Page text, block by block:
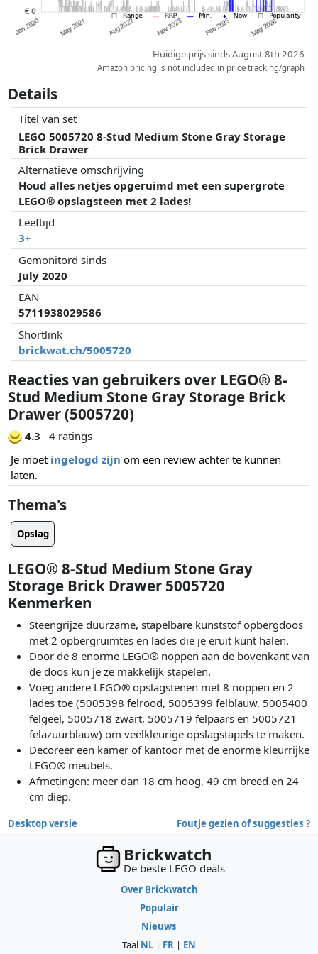
Huidige prijs sinds August 8th 2026
Amazon pricing is not included in price tracking/graph
Details
Titel van set
LEGO 5005720 8-Stud Medium Stone Gray Storage
Brick Drawer
Alternatieve omschrijving
Houd alles netjes opgeruimd met een supergrote
LEGO® opslagsteen met 2 lades!
Leeftijd
3+
Gemonitord sinds
July 2020
EAN
5711938029586
Shortlink
brickwat.ch/5005720
Reacties van gebruikers over LEGO® 8-
Stud Medium Stone Gray Storage Brick
Drawer (5005720)
4.3
4 ratings
Je moet ingelogd zijn om een review achter te kunnen
laten.
Thema's
Opslag
LEGO® 8-Stud Medium Stone Gray
Storage Brick Drawer 5005720
Kenmerken
Steengrijze duurzame, stapelbare kunststof opbergdoos
met 2 opbergruimtes en lades die je eruit kunt halen.
Door de 8 enorme LEGO® noppen aan de bovenkant van
de doos kun je ze makkelijk stapelen.
Voeg andere LEGO® opslagstenen met 8 noppen en 2
lades toe (5005398 felrood, 5005399 felblauw, 5005400
felgeel, 5005718 zwart, 5005719 felpaars en 5005721
felazuurblauw) om veelkleurige opslagstapels te maken.
Decoreer een kamer of kantoor met de enorme kleurrijke
LEGO® meubels.
Afmetingen: meer dan 18 cm hoog, 49 cm breed en 24
cm diep.
Desktop versie Foutje gezien of suggesties ?
Brickwatch
De beste LEGO deals
Over Brickwatch
Populair
Nieuws
Taal NL | FR | EN